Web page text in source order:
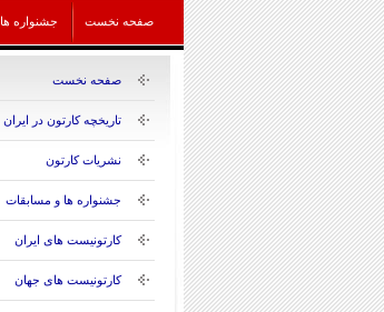
صفحه نخست جشنواره ها
صفحه نخست
تاریخچه کارتون در ایران
نشریات کارتون
جشنواره ها و مسابقات
کارتونیست های ایران
کارتونیست های جهان